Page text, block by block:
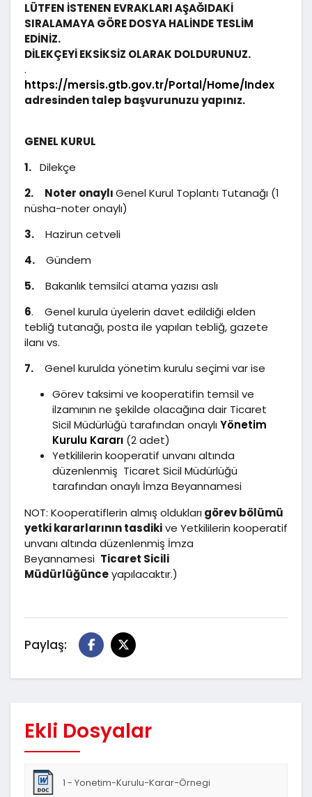
LÜTFEN İSTENEN EVRAKLARI AŞAĞIDAKİ
SIRALAMAYA GÖRE DOSYA HALİNDE TESLİM
EDİNİZ.
DİLEKÇEYİ EKSİKSİZ OLARAK DOLDURUNUZ.
.
https://mersis.gtb.gov.tr/Portal/Home/Index
adresinden talep başvurunuzu yapınız.
GENEL KURUL
1. Dilekçe
2.
Noter onaylıGenel Kurul Toplantı Tutanağı (1
nüsha-noter onaylı)
3. Hazirun cetveli
4. Gündem
5. Bakanlık temsilci atama yazısı aslı
6. Genel kurula üyelerin davet edildiği elden
tebliğ tutanağı, posta ile yapılan tebliğ, gazete
ilanı vs.
7. Genel kurulda yönetim kurulu seçimi var ise
Görev taksimi ve kooperatifin temsil ve
ilzamının ne şekilde olacağına dair Ticaret
Sicil Müdürlüğü tarafından onaylıYönetim
Kurulu Kararı (2 adet)
Yetkililerin kooperatif unvanı altında
düzenlenmiş Ticaret Sicil Müdürlüğü
tarafından onaylı İmza Beyannamesi
NOT: Kooperatiflerin almış olduklarıgörev bölümü
yetki kararlarının tasdikive Yetkililerin kooperatif
unvanı altında düzenlenmiş İmza
Beyannamesi Ticaret Sicili
Müdürlüğünceyapılacaktır.)
Paylaş:
Ekli Dosyalar
1 - Yonetim-Kurulu-Karar-Örnegi